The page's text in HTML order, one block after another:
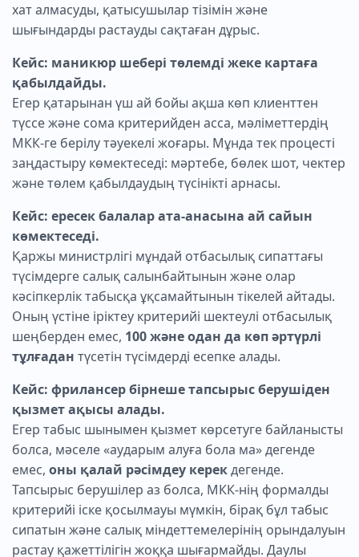
хат алмасуды, қатысушылар тізімін және
шығындарды растауды сақтаған дұрыс.
Кейс: маникюр шебері төлемді жеке картаға
қабылдайды.
Егер қатарынан үш ай бойы ақша көп клиенттен
түссе және сома критерийден асса, мәліметтердің
МКК-ге берілу тәуекелі жоғары. Мұнда тек процесті
заңдастыру көмектеседі: мәртебе, бөлек шот, чектер
және төлем қабылдаудың түсінікті арнасы.
Кейс: ересек балалар ата-анасына ай сайын
көмектеседі.
Қаржы министрлігі мұндай отбасылық сипаттағы
түсімдерге салық салынбайтынын және олар
кәсіпкерлік табысқа ұқсамайтынын тікелей айтады.
Оның үстіне іріктеу критерийі шектеулі отбасылық
шеңберден емес, 100 және одан да көп әртүрлі
тұлғадан түсетін түсімдерді есепке алады.
Кейс: фрилансер бірнеше тапсырыс берушіден
қызмет ақысы алады.
Егер табыс шынымен қызмет көрсетуге байланысты
болса, мәселе «аударым алуға бола ма» дегенде
емес, оны қалай рәсімдеу керекдегенде.
Тапсырыс берушілер аз болса, МКК-нің формалды
критерийі іске қосылмауы мүмкін, бірақ бұл табыс
сипатын және салық міндеттемелерінің орындалуын
растау қажеттілігін жоққа шығармайды. Даулы